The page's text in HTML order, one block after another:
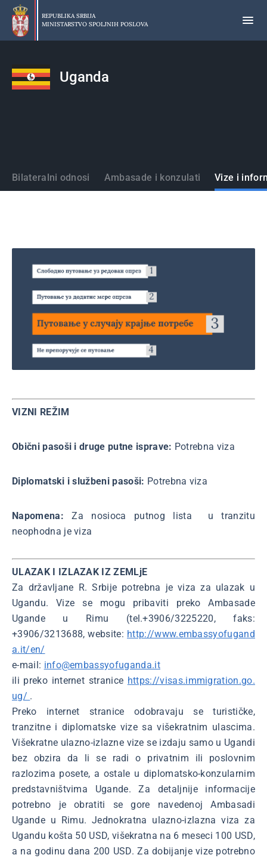
Preskoči
glavni
deo
REPUBLIKA SRBIJA
MINISTARSTVO SPOLJNIH POSLOVA
Uganda
Države
Bilateralni odnosi Ambasade i konzulati Vize i
VIZNI REŽIM
Obični pasoši i druge putne isprave: Potrebna viza
Diplomatski i službeni pasoši: Potrebna viza
Napomena:Za nosioca putnog lista u tranzitu
neophodna je viza
ULAZAK I IZLAZAK IZ ZEMLjE
Za državljane R. Srbije potrebna je viza za ulazak u
Ugandu. Vize se mogu pribaviti preko Ambasade
Ugande u Rimu (tel.+3906/3225220, faks:
+3906/3213688, website: http://www.embassyofugand
a.it/en/
e-mail: info@embassyofuganda.it
ili preko internet stranice https://visas.immigration.go.
ug/ .
Preko internet stranice odobravaju se turističke,
tranzitne i diplomatske vize sa višekratnim ulascima.
Višekratne ulazno-izlazne vize se izdaju samo u Ugandi
bez obzira da li se radi o privatnim ili poslovnim
razlozima posete, a ostale u diplomatsko-konzularnim
predstavništvima Ugande. Za detaljnije informacije
potrebno je obratiti se gore navedenoj Ambasadi
Ugande u Rimu. Jednokratna ulazno-izlazna viza za
Ugandu košta 50 USD, višekratna na 6 meseci 100 USD,
a na godinu dana 200 USD. Za dobijanje vize potrebno